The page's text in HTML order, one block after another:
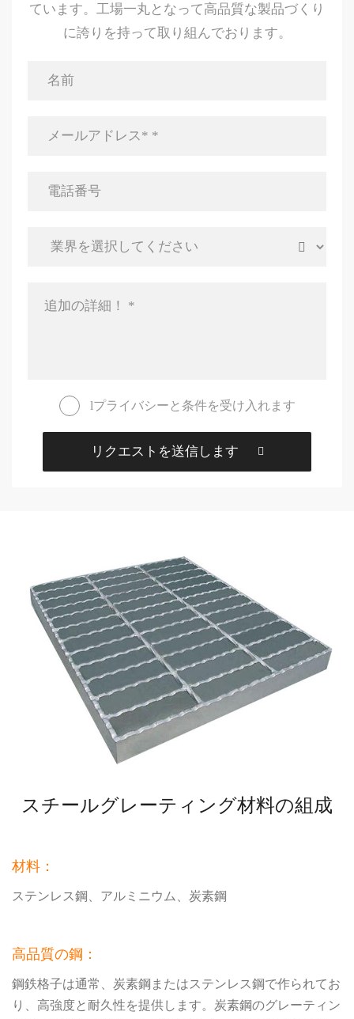
ています。工場一丸となって高品質な製品づくり
に誇りを持って取り組んでおります。
リクエストを送信します
lプライバシーと条件を受け入れます
スチールグレーティング材料の組成
材料：
ステンレス鋼、アルミニウム、炭素鋼
高品質の鋼：
鋼鉄格子は通常、炭素鋼またはステンレス鋼で作られてお
り、高強度と耐久性を提供します。炭素鋼のグレーティン